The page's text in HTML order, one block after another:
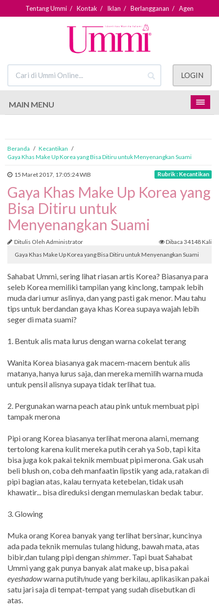
Tentang Ummi / Kontak / Iklan / Berlangganan / Agen
LOGIN
MAIN MENU
Beranda / Kecantikan /
Gaya Khas Make Up Korea yang Bisa Ditiru untuk Menyenangkan Suami
15 Maret 2017, 17:05:24 WIB Rubrik : Kecantikan
Gaya Khas Make Up Korea yang
Bisa Ditiru untuk
Menyenangkan Suami
Ditulis Oleh Administrator
Dibaca 34148 Kali
Gaya Khas Make Up Korea yang Bisa Ditiru untuk Menyenangkan Suami
Sahabat Ummi, sering lihat riasan artis Korea? Biasanya para
seleb Korea memiliki tampilan yang kinclong, tampak lebih
muda dari umur aslinya, dan yang pasti gak menor. Mau tahu
tips untuk berdandan gaya khas Korea supaya wajah lebih
seger di mata suami?
1. Bentuk alis mata lurus dengan warna cokelat terang
Wanita Korea biasanya gak macem-macem bentuk alis
matanya, hanya lurus saja, dan mereka memilih warna muda
untuk pensil alisnya supaya tidak terlihat tua.
2. Pergunakan warna peach atau pink untuk membuat pipi
tampak merona
Pipi orang Korea biasanya terlihat merona alami, memang
tertolong karena kulit mereka putih cerah ya Sob, tapi kita
bisa juga kok pakai teknik membuat pipi merona. Gak usah
beli blush on, coba deh manfaatin lipstik yang ada, ratakan di
pipi bagian atas, kalau ternyata ketebelan, tidak usah
khawatir... bisa direduksi dengan memulaskan bedak tabur.
3. Glowing
Muka orang Korea banyak yang terlihat bersinar, kuncinya
ada pada teknik memulas tulang hidung, bawah mata, atas
bibir,dan tulang pipi dengan shimmer . Tapi buat Sahabat
Ummi yang gak punya banyak alat make up, bisa pakai
eyeshadowwarna putih/nude yang berkilau, aplikasikan pakai
satu jari saja di tempat-tempat yang sudah disebutkan di
atas.